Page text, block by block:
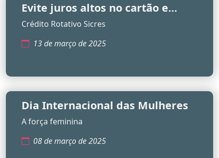
Evite juros altos no cartão e
organize suas finanças!
Crédito Rotativo Sicres
13 de março de 2025
Dia Internacional das Mulheres
A força feminina
08 de março de 2025